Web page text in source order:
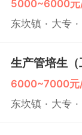
5000~6000元
东坎镇 大专
生产管培生（
6000~7000元/
东坎镇 大专